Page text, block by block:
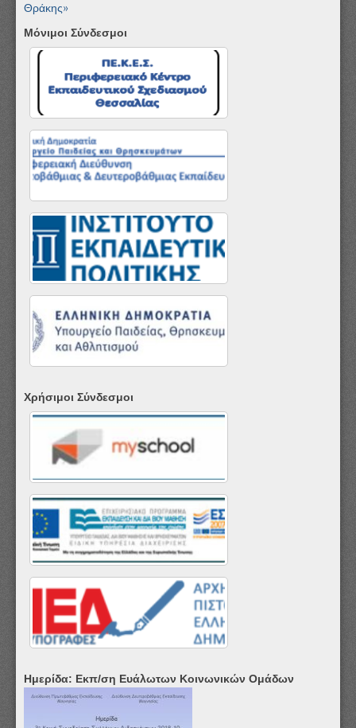
Θράκης»
Μόνιμοι Σύνδεσμοι
Χρήσιμοι Σύνδεσμοι
Ημερίδα: Εκπ/ση Ευάλωτων Κοινωνικών Ομάδων